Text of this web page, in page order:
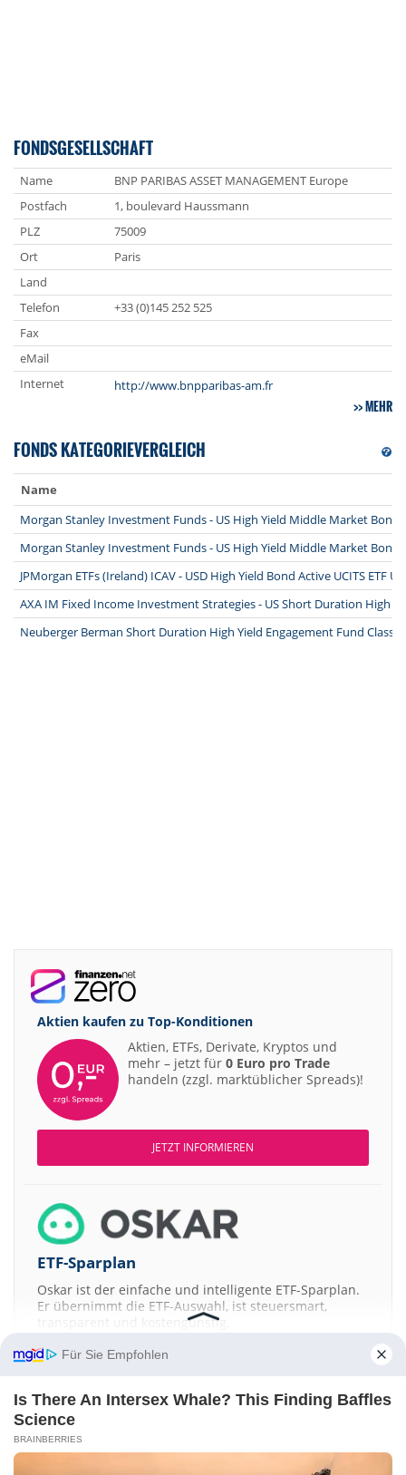
FONDSGESELLSCHAFT
Name
BNP PARIBAS ASSET MANAGEMENT Europe
Postfach
1, boulevard Haussmann
PLZ
75009
Ort
Paris
Land
Telefon
+33 (0)145 252 525
Fax
eMail
Internet
http://www.bnpparibas-am.fr
MEHR
FONDS KATEGORIEVERGLEICH
Name
Morgan Stanley Investment Funds - US High Yield Middle Market Bond
Morgan Stanley Investment Funds - US High Yield Middle Market Bond
JPMorgan ETFs (Ireland) ICAV - USD High Yield Bond Active UCITS ETF
AXA IM Fixed Income Investment Strategies - US Short Duration High
Neuberger Berman Short Duration High Yield Engagement Fund Class
Aktien kaufen zu Top-Konditionen
Aktien, ETFs, Derivate, Kryptos und
mehr – jetzt für 0 Euro pro Trade
handeln (zzgl. marktüblicher Spreads)!
JETZT INFORMIEREN
ETF-Sparplan
Oskar ist der einfache und intelligente ETF-Sparplan.
Er übernimmt die ETF-Auswahl, ist steuersmart,
transparent und kostengünstig.
JETZT MEHR ERFAHREN
Nikkei 225
Für Sie Empfohlen
Is There An Intersex Whale? This Finding Baffles
Science
BRAINBERRIES